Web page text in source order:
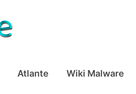
Atlante Wiki Malware